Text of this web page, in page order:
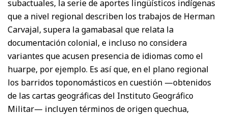
subactuales, la serie de aportes lingüísticos indígenas
que a nivel regional describen los trabajos de Herman
Carvajal, supera la gamabasal que relata la
documentación colonial, e incluso no considera
variantes que acusen presencia de idiomas como el
huarpe, por ejemplo. Es así que, en el plano regional
los barridos toponomásticos en cuestión —obtenidos
de las cartas geográficas del Instituto Geográfico
Militar— incluyen términos de origen quechua,